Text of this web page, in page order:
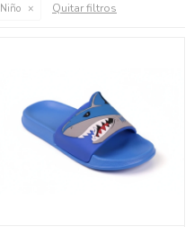
Niño Quitar filtros